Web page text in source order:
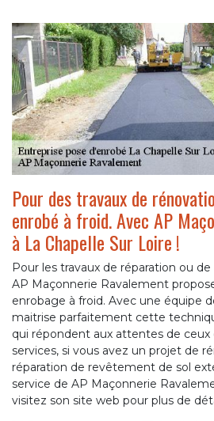
Pour des travaux de
enrobé à froid. Avec AP
à La Chapelle Sur Loire !
Pour les travaux de réparation ou
AP Maçonnerie Ravalement
enrobage à froid. Avec une équipe
maitrise parfaitement cette
qui répondent aux attentes de ceux
services, si vous avez un projet de
réparation de revêtement de sol
service de AP Maçonnerie
visitez son site web pour plus de